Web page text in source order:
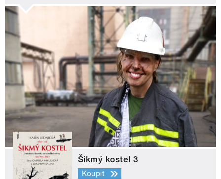
Šikmý kostel 3
Koupit